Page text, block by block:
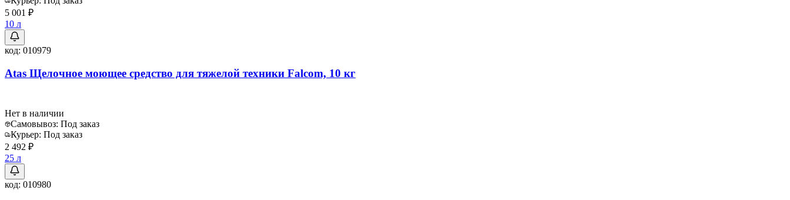
5 001 ₽
10 л
код: 010979
Atas Щелочное моющее средство для тяжелой техники Falcom, 10 кг
Нет в наличии
Самовывоз: Под заказ
Курьер: Под заказ
2 492 ₽
25 л
код: 010980